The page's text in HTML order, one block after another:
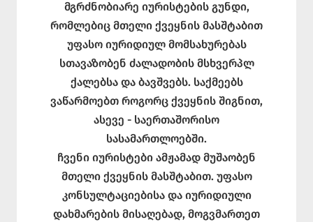
მგრძნობიარე იურისტების გუნდი,
რომლებიც მთელი ქვეყნის მასშტაბით
უფასო იურიდიულ მომსახურებას
სთავაზობენ ძალადობის მსხვერპლ
ქალებსა და ბავშვებს. საქმეებს
ვაწარმოებთ როგორც ქვეყნის შიგნით,
ასევე - საერთაშორისო
სასამართლოებში.
ჩვენი იურისტები ამჟამად მუშაობენ
მთელი ქვეყნის მასშტაბით. უფასო
კონსულტაციებისა და იურიდიული
დახმარების მისაღებად, მოგვმართეთ